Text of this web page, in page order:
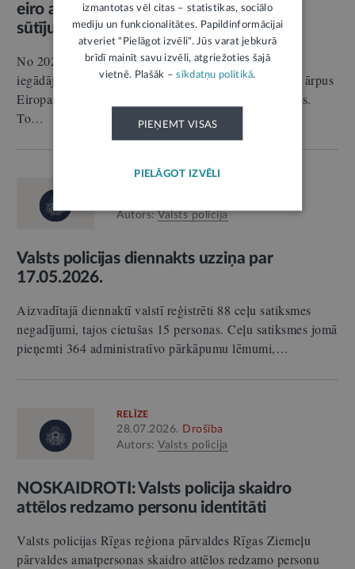
eiro apmērā par precēm zemas vērtības
sūtījumos
5
No 2026. gada 1. jūlija par precēm, kuras iedzīvotāji
iegādājas internetveikalos un tirdzniecības platformās ārpus
Eiropas Savienības (ES), būs jāmaksā muitas nodoklis.
To…
Autors:Valsts policija
Valsts policijas diennakts uzziņa par
17.05.2026.
Aizvadītajā diennaktī valstī reģistrēti 88 ceļu satiksmes
negadījumi, tajos cietušas 15 personas. Ceļu satiksmes jomā
pieņemti 364 administratīvo pārkāpumu lēmumi,…
RELĪZE
28.07.2026. Drošība
Autors: Valsts policija
NOSKAIDROTI: Valsts policija skaidro
attēlos redzamo personu identitāti
Valsts policijas Rīgas reģiona pārvaldes Rīgas Ziemeļu
pārvaldes amatpersonas skaidro attēlos redzamo personu
izmantotas vēl citas – statistikas, sociālo
mediju un funkcionalitātes. Papildinformācijai
atveriet "Pielāgot izvēli". Jūs varat jebkurā
brīdī mainīt savu izvēli, atgriežoties šajā
vietnē. Plašāk –sīkdatņu politikā.
PIEŅEMT VISAS
PIELĀGOT IZVĒLI